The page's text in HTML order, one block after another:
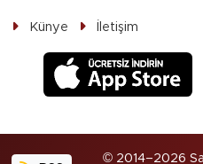
Künye İletişim
© 2014–2026